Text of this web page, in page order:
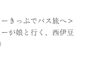
きっぷでバス旅へ＞
が娘と行く、西伊豆